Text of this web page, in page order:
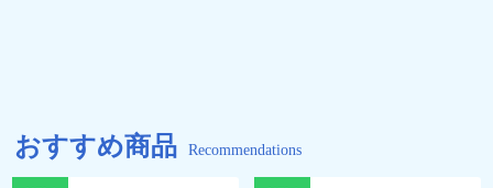
おすすめ商品 Recommendations